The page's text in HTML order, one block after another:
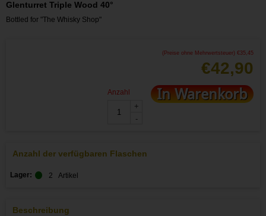
Glenturret Triple Wood 40°
Bottled for "The Whisky Shop"
(Preise ohne Mehrwertsteuer) € 35,45
€42,90
Anzahl
+
-
In Warenkorb
Anzahl der verfügbaren Flaschen
Lager: 2 Artikel
Beschreibung